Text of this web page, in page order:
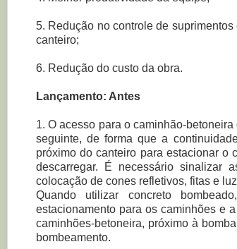
5. Redução no controle de
canteiro;
6. Redução do custo da obra.
Lançamento: Antes
1. O acesso para o caminhão-
seguinte, de forma que a
próximo do canteiro para estacionar o
descarregar. É necessário sinalizar
colocação de cones refletivos, fitas e
Quando utilizar concreto
estacionamento para os caminhões e
caminhões-betoneira, próximo à
bombeamento.